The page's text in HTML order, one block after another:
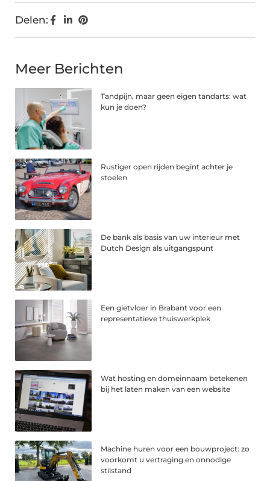
Delen:
Meer Berichten
Tandpijn, maar geen eigen tandarts: wat
kun je doen?
Rustiger open rijden begint achter je
stoelen
De bank als basis van uw interieur met
Dutch Design als uitgangspunt
Een gietvloer in Brabant voor een
representatieve thuiswerkplek
Wat hosting en domeinnaam betekenen
bij het laten maken van een website
Machine huren voor een bouwproject: zo
voorkomt u vertraging en onnodige
stilstand